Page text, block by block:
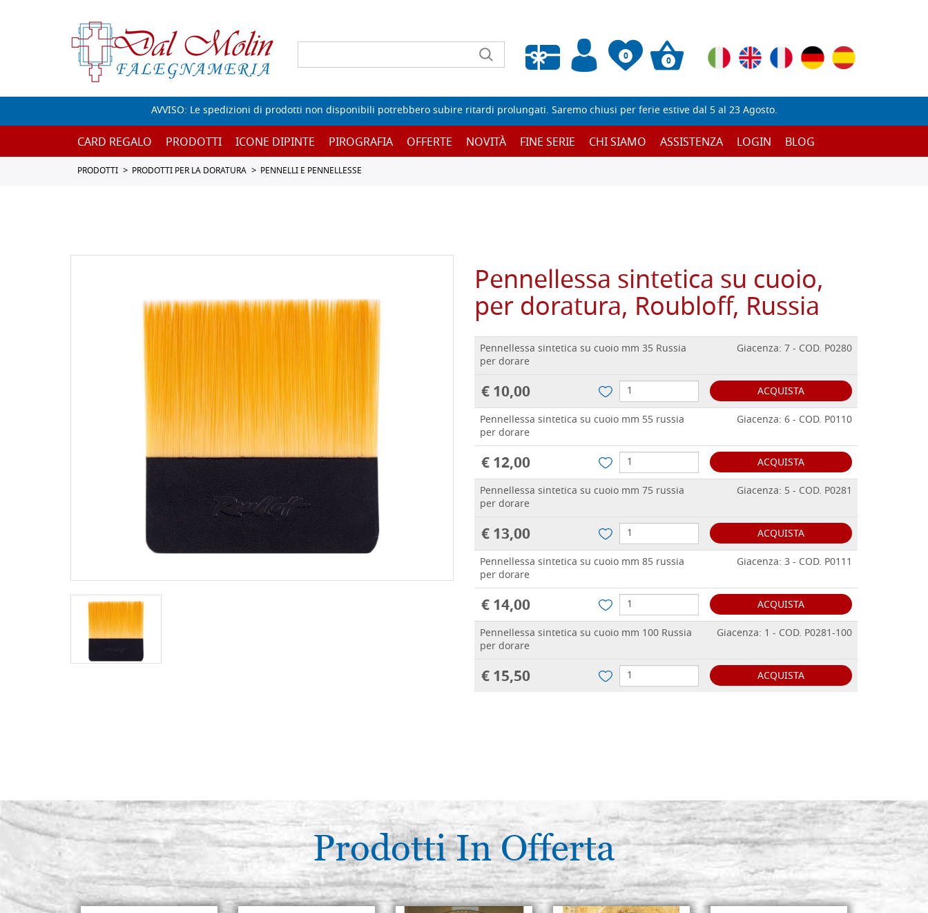
0
Wishlist vuota
0
AVVISO: Le spedizioni di prodotti non disponibili potrebbero subire ritardi prolungati. Saremo chiusi per ferie estive dal 5 al 23 Agosto.
CARD REGALO PRODOTTI ICONE DIPINTE PIROGRAFIA OFFERTE NOVITÀ FINE SERIE CHI SIAMO ASSISTENZA LOGIN BLOG
PRODOTTI PRODOTTI PER LA DORATURA PENNELLI E PENNELLESSE
Pennellessa sintetica su cuoio,
per doratura, Roubloff, Russia
Pennellessa sintetica su cuoio mm 35 Russia
per dorare
Giacenza: 7 - COD. P0280
€ 10,00
ACQUISTA
Pennellessa sintetica su cuoio mm 55 russia
per dorare
Giacenza: 6 - COD. P0110
€ 12,00
ACQUISTA
Pennellessa sintetica su cuoio mm 75 russia
per dorare
Giacenza: 5 - COD. P0281
€ 13,00
ACQUISTA
Pennellessa sintetica su cuoio mm 85 russia
per dorare
Giacenza: 3 - COD. P0111
€ 14,00
ACQUISTA
Pennellessa sintetica su cuoio mm 100 Russia
per dorare
Giacenza: 1 - COD. P0281-100
€ 15,50 ACQUISTA
Prodotti In Offerta